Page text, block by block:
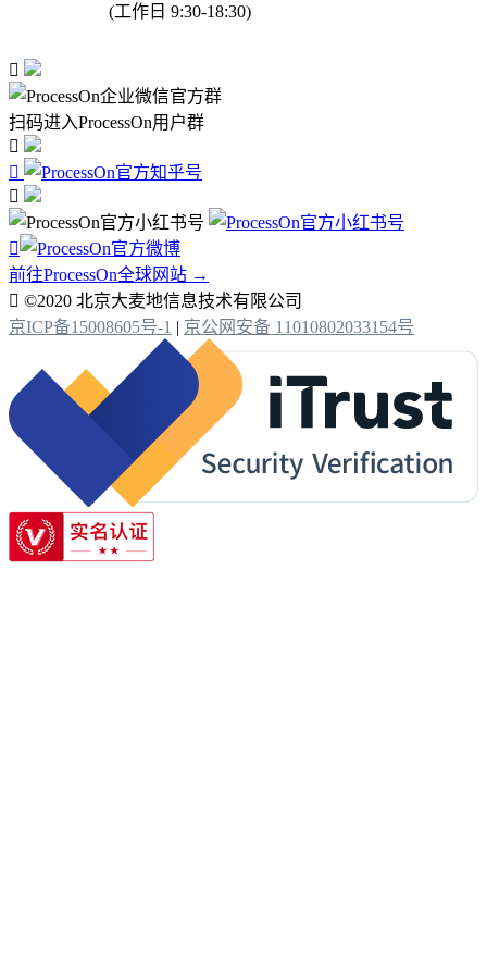
(工作日 9:30-18:30)

扫码进入ProcessOn用户群




前往ProcessOn全球网站 →
 ©2020 北京大麦地信息技术有限公司
京ICP备15008605号-1 | 京公网安备 11010802033154号